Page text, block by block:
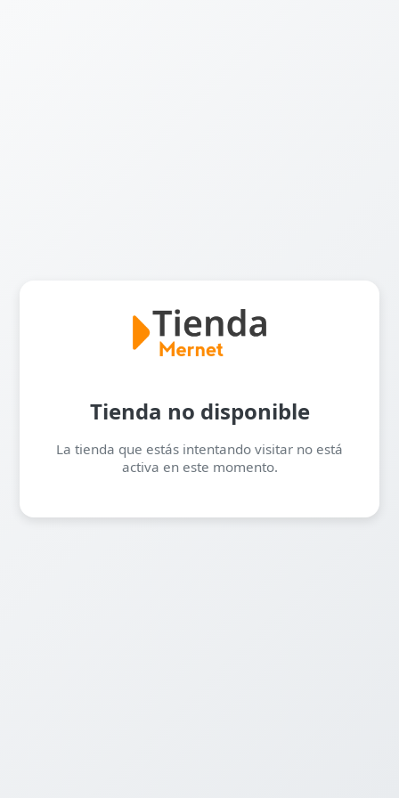
Tienda no disponible
La tienda que estás intentando visitar no está
activa en este momento.